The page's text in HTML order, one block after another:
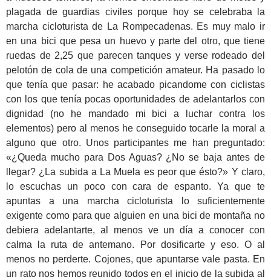
plagada de guardias civiles porque hoy se celebraba la
marcha cicloturista de La Rompecadenas. Es muy malo ir
en una bici que pesa un huevo y parte del otro, que tiene
ruedas de 2,25 que parecen tanques y verse rodeado del
pelotón de cola de una competición amateur. Ha pasado lo
que tenía que pasar: he acabado picandome con ciclistas
con los que tenía pocas oportunidades de adelantarlos con
dignidad (no he mandado mi bici a luchar contra los
elementos) pero al menos he conseguido tocarle la moral a
alguno que otro. Unos participantes me han preguntado:
«¿Queda mucho para Dos Aguas? ¿No se baja antes de
llegar? ¿La subida a La Muela es peor que ésto?» Y claro,
lo escuchas un poco con cara de espanto. Ya que te
apuntas a una marcha cicloturista lo suficientemente
exigente como para que alguien en una bici de montaña no
debiera adelantarte, al menos ve un día a conocer con
calma la ruta de antemano. Por dosificarte y eso. O al
menos no perderte. Cojones, que apuntarse vale pasta. En
un rato nos hemos reunido todos en el inicio de la subida al